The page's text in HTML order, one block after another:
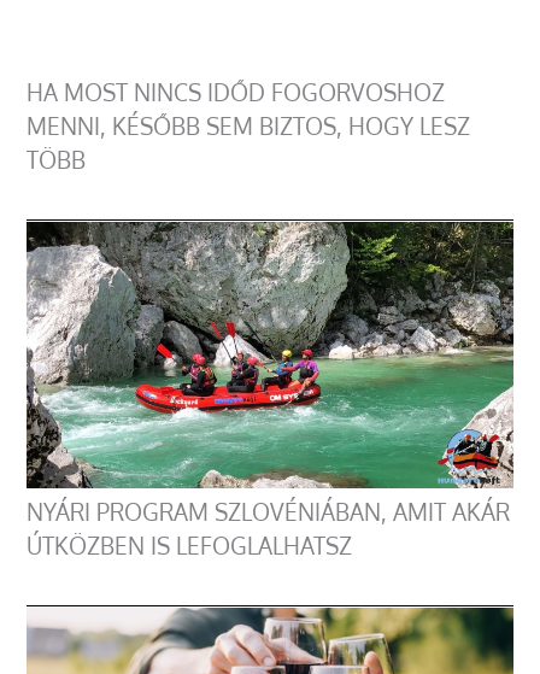
HA MOST NINCS IDŐD FOGORVOSHOZ
MENNI, KÉSŐBB SEM BIZTOS, HOGY LESZ
TÖBB
NYÁRI PROGRAM SZLOVÉNIÁBAN, AMIT AKÁR
ÚTKÖZBEN IS LEFOGLALHATSZ